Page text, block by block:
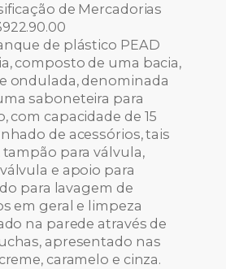
de Mercadorias
de plástico PEAD
composto de uma bacia,
ondulada, denominada
saboneteira para
com capacidade de 15
de acessórios, tais
tampão para válvula,
e apoio para
para lavagem de
em geral e limpeza
na parede através de
apresentado nas
caramelo e cinza.